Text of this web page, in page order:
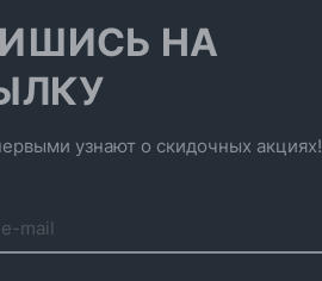
НА
узнают о скидочных акциях!